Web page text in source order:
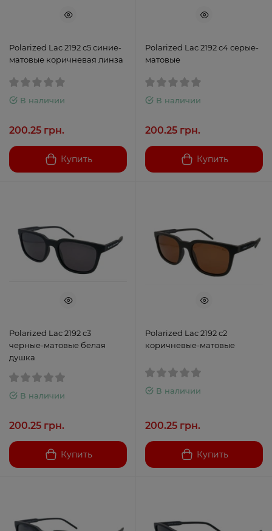
Polarized Lac 2192 с5 синие-
матовые коричневая линза
В наличии
200.25 грн.
Купить
Polarized Lac 2192 с4 серые-
матовые
В наличии
200.25 грн.
Купить
Polarized Lac 2192 с3
черные-матовые белая
душка
В наличии
200.25 грн.
Купить
Polarized Lac 2192 с2
коричневые-матовые
В наличии
200.25 грн.
Купить